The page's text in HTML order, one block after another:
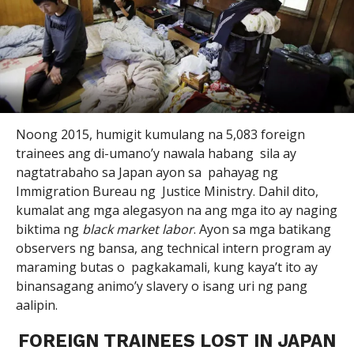
Noong 2015, humigit kumulang na 5,083 foreign
trainees ang di-umano’y nawala habang sila ay
nagtatrabaho sa Japan ayon sa pahayag ng
Immigration Bureau ng Justice Ministry. Dahil dito,
kumalat ang mga alegasyon na ang mga ito ay naging
biktima ng black market labor. Ayon sa mga batikang
observers ng bansa, ang technical intern program ay
maraming butas o pagkakamali, kung kaya’t ito ay
binansagang animo’y slavery o isang uri ng pang
aalipin.
FOREIGN TRAINEES LOST IN JAPAN